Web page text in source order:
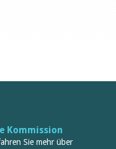
Kommission
Sie mehr über